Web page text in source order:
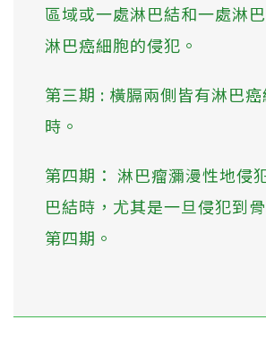
區域或一處淋巴結和一處淋
淋巴癌細胞的侵犯。
第三期 : 橫膈兩側皆有淋巴
時。
第四期： 淋巴瘤瀰漫性地侵
巴結時，尤其是一旦侵犯到
第四期。